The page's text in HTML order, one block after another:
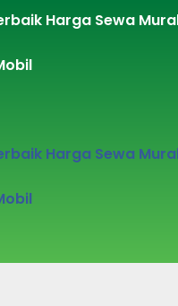
Harga Sewa
Harga Sewa